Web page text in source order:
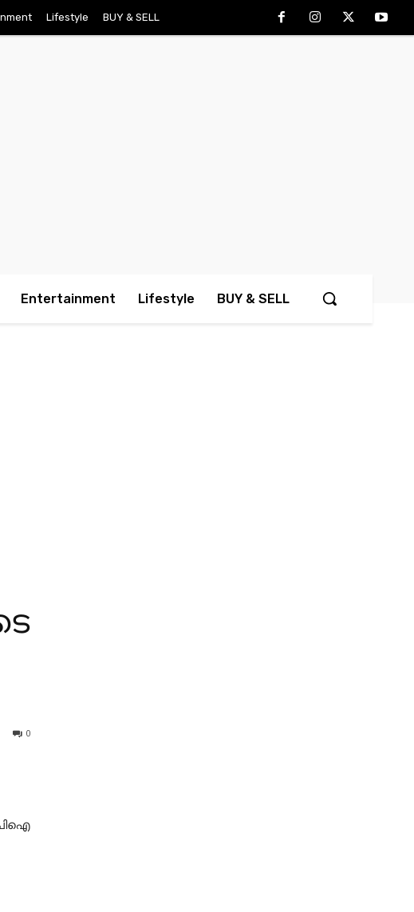
Lifestyle BUY & SELL
Entertainment Lifestyle BUY & SELL
0